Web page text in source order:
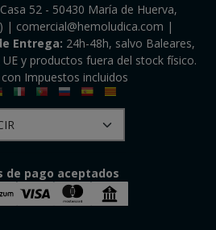
52 - 50430 María de Huerva,
| comercial@hemoludica.com |
Entrega: 24h-48h, salvo Baleares,
y productos fuera del stock físico.
Impuestos incluidos
de pago aceptados